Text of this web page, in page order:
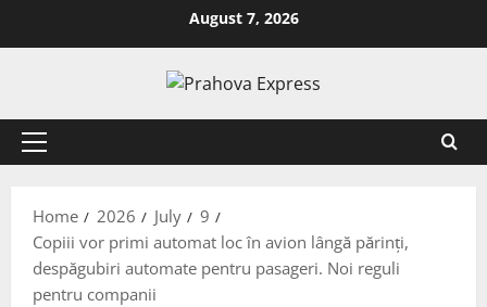
August 7, 2026
Home 2026 July
9
Copiii vor primi automat loc în avion lângă părinți,
despăgubiri automate pentru pasageri. Noi reguli
pentru companii